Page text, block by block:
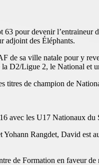
pour devenir
adjoint des Éléphants.
sa ville natale pour y
D2/Ligue 2, le National et
de champion de
avec les U17 Nationaux
Rangdet, David
de Formation en faveur